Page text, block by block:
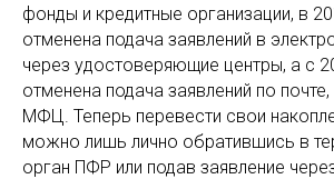
фонды и кредитные организации, в
отменена подача заявлений в
через удостоверяющие центры, а с
отменена подача заявлений по
МФЦ. Теперь перевести свои
можно лишь лично обратившись в
орган ПФР или подав заявление